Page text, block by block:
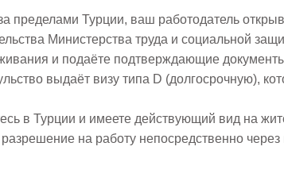
пределами Турции, ваш работодатель
Министерства труда и социальной
и подаёте подтверждающие
выдаёт визу типа D (долгосрочную),
в Турции и имеете действующий вид на
на работу непосредственно